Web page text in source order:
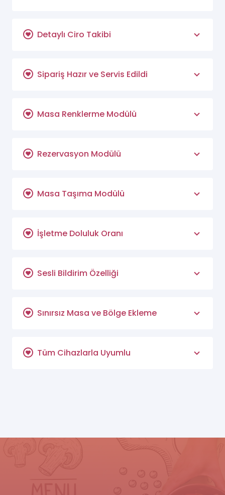
Detaylı Ciro Takibi
Sipariş Hazır ve Servis Edildi
Masa Renklerme Modülü
Rezervasyon Modülü
Masa Taşıma Modülü
İşletme Doluluk Oranı
Sesli Bildirim Özelliği
Sınırsız Masa ve Bölge Ekleme
Tüm Cihazlarla Uyumlu